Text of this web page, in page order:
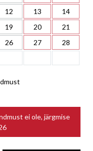
12 13
14
19 20
21
26 27
28
ei ole, järgmise